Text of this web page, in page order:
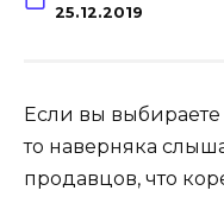
25.12.2019
Если вы выбираете
то наверняка
продавцов, что